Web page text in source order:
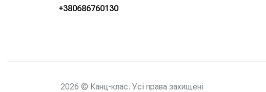
+380686760130
2026 © Канц-клас. Усі права захищені